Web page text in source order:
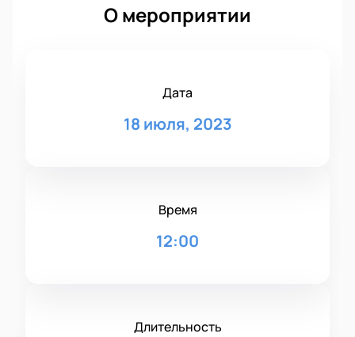
О мероприятии
Дата
18 июля, 2023
Время
12:00
Длительность